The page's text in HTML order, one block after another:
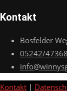
Kontakt
Bosfelder
05242/47368
Kontakt |